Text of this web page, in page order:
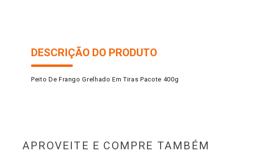
DESCRIÇÃO DO PRODUTO
Peito De Frango Grelhado Em Tiras Pacote 400g
APROVEITE E COMPRE TAMBÉM